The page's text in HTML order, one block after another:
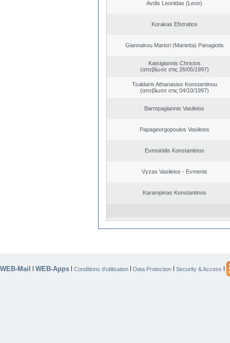
Avdis Leonidas (Leon)
Korakas Efstratios
Giannakou Mariori (Marietta) Panagiotis
Katsigiannis Christos
(απεβίωσε στις 26/05/1997)
Tsaldaris Athanasios Konstantinou
(απεβίωσε στις 04/10/1997)
Barmpagiannis Vasileios
Papageorgopoulos Vasileios
Evmoiridis Konstantinos
Vyzas Vasileios - Evmenis
Karampinas Konstantinos
WEB-Mail | WEB-Apps | Conditions d’utilisation | Data Protection | Security & Access |